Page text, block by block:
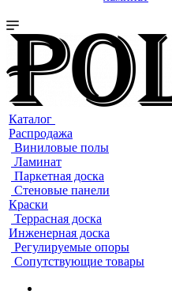
Каталог
Распродажа
Виниловые полы
Ламинат
Паркетная доска
Стеновые панели
Краски
Террасная доска
Инженерная доска
Регулируемые опоры
Сопутствующие товары